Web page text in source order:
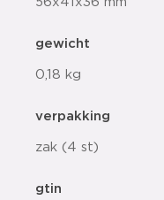
gewicht
0,18 kg
verpakking
zak (4 st)
gtin